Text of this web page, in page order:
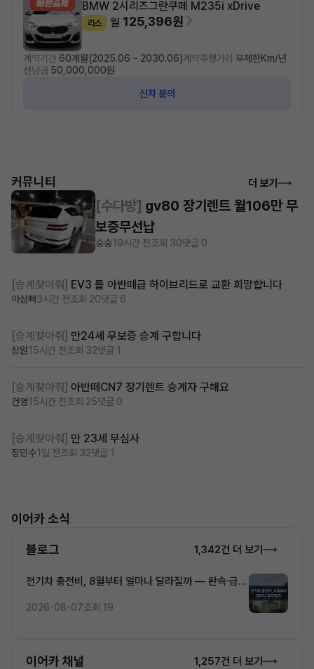
BMW 2시리즈그란쿠페 M235i xDrive
리스 월 125,396원
계약기간 60개월(2025.06 ~ 2030.06)계약주행거리 무제한Km/년
선납금 50,000,000원
신차 문의
커뮤니티 더 보기
[승계찾아줘] EV3 를 아반떼급 하이브리드로 교환 희망합니다
아삼빠3시간 전조회 20댓글 6
[승계찾아줘] 만24세 무보증 승계 구합니다
상원15시간 전조회 32댓글 1
[승계찾아줘] 아반떼CN7 장기렌트 승계자 구해요
건영15시간 전조회 25댓글 0
[승계찾아줘] 만 23세 무심사
장민수1일 전조회 32댓글 1
[수다방] gv80 장기렌트 월106만 무
보증무선납
승승19시간 전조회 30댓글 0
이어카 소식
블로그 1,342건 더 보기
전기차 충전비, 8월부터 얼마나 달라질까 — 완속·급속
2026-08-07조회 19
이어카 채널 1,257건 더 보기